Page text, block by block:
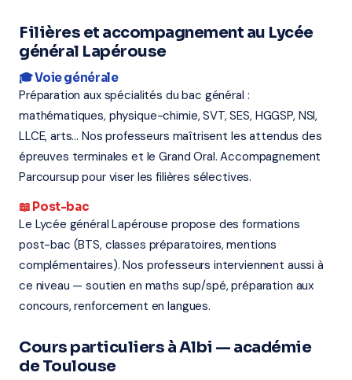
Filières et accompagnement au Lycée
général Lapérouse
🎓 Voie générale
Préparation aux spécialités du bac général :
mathématiques, physique-chimie, SVT, SES, HGGSP, NSI,
LLCE, arts... Nos professeurs maîtrisent les attendus des
épreuves terminales et le Grand Oral. Accompagnement
Parcoursup pour viser les filières sélectives.
📖 Post-bac
Le Lycée général Lapérouse propose des formations
post-bac (BTS, classes préparatoires, mentions
complémentaires). Nos professeurs interviennent aussi à
ce niveau — soutien en maths sup/spé, préparation aux
concours, renforcement en langues.
Cours particuliers à Albi — académie
de Toulouse